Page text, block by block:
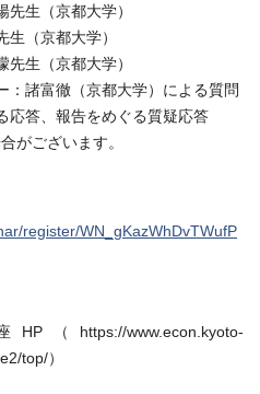
生（京都大学）
（京都大学）
生（京都大学）
諸富徹（京都大学）による質問
答、報告をめぐる質疑応答
がございます。
register/WN_gKazWhDvTWufP
https://www.econ.kyoto-
top/）